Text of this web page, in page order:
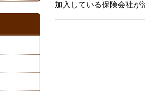
加入している保険会社が